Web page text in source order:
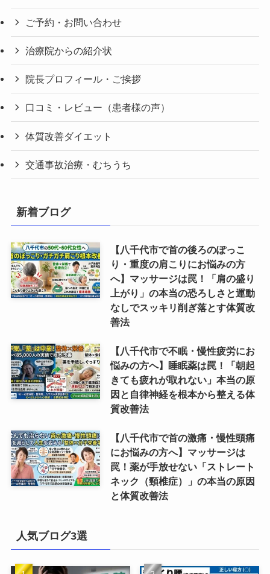
ご予約・お問い合わせ
治療院からの紹介状
院長プロフィール・ご挨拶
口コミ・レビュー（患者様の声）
体質改善ダイエット
交通事故治療・むちうち
新着ブログ
【八千代市で首の後ろのぽっこ
り・重度の肩こりにお悩みの方
へ】マッサージは罠！「肩の盛り
上がり」の本当の恐ろしさと運動
なしでスッキリ削ぎ落とす体質改
善法
【八千代市で不眠・慢性疲労にお
悩みの方へ】睡眠薬は罠！「朝起
きても疲れが取れない」本当の原
因と自律神経を根本から整える体
質改善法
【八千代市で首の激痛・慢性頭痛
にお悩みの方へ】マッサージは
罠！薬が手放せない「ストレート
ネック（頸椎症）」の本当の原因
と体質改善法
人気ブログ3選